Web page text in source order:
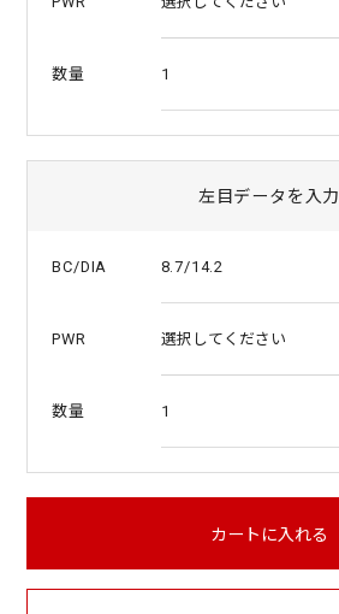
数量 1
左目データを入力
BC/DIA 8.7/14.2
PWR
数量 1
カートに入れる